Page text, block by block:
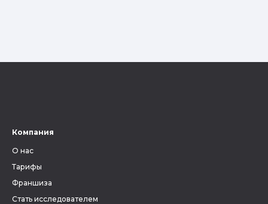
Компания
О нас
Тарифы
Франшиза
Стать исследователем